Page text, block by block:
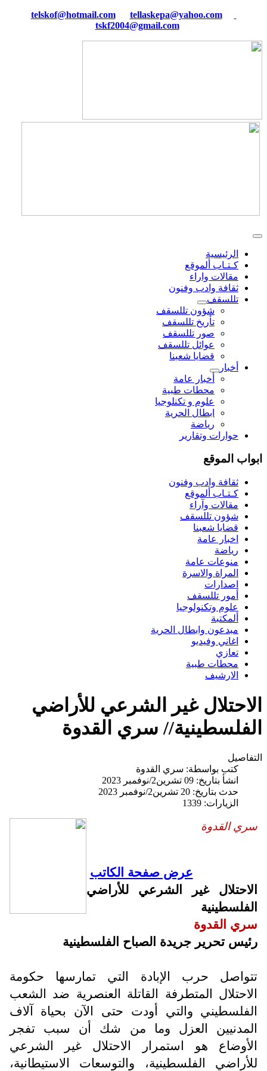
tellaskepa@yahoo.com
tskf2004@gmail.com
الرئيسية
كـتـاب ألموقع
مقالات واراء
ثقافة وادب وفنون
تللسقف
شؤون تللسقف
تأريخ تللسقف
صور تللسقف
عوائل تللسقف
قضايا شعبنا
أخبار
أخبار عامة
محطات طبية
علوم و تکنلوجیا
ابطال الحرية
رياضة
حوارات وتقارير
ابواب الموقع
ثقافة وادب وفنون
كـتـاب ألموقع
مقالات وآراء
شؤون تللسقف
قضايا شعبنا
اخبار عامة
رياضة
منوعات عامة
المراة والاسرة
اصدارات
أمور تللسقف
علوم وتكنولوجيا
ألمكتبة
مبدعون وابطال الحرية
اغاني وفيديو
تعازي
محطات طبية
الارشيف
الاحتلال غير الشرعي للأراضي
الفلسطينية// سري القدوة
التفاصيل
كتب بواسطة: سري القدوة
انشأ بتاريخ: 09 تشرين2/نوفمبر 2023
حدث بتاريخ: 20 تشرين2/نوفمبر 2023
الزيارات: 1339
سري القدوة
عرض صفحة الكاتب
الاحتلال غير الشرعي للأراضي
الفلسطينية
سري القدوة
رئيس تحرير جريدة الصباح الفلسطينية
تتواصل حرب الإبادة التي تمارسها حكومة
الاحتلال المتطرفة القاتلة العنصرية ضد الشعب
الفلسطيني والتي أودت حتى الآن بحياة آلاف
المدنيين العزل وما من شك أن سبب تفجر
الأوضاع هو استمرار الاحتلال غير الشرعي
للأراضي الفلسطينية، والتوسعات الاستيطانية،